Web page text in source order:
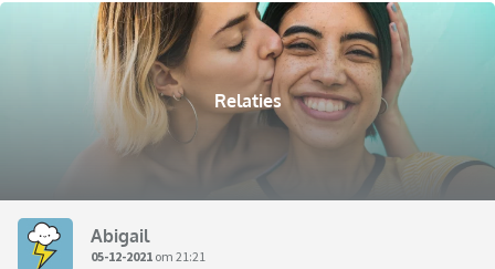
Relaties
Abigail
05-12-2021 om 21:21